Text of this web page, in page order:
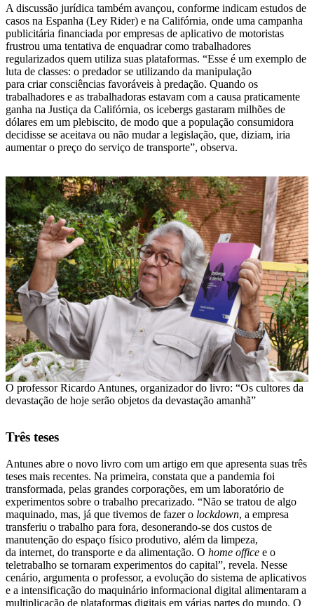
A discussão jurídica também avançou, conforme indicam estudos de
casos na Espanha (Ley Rider) e na Califórnia, onde uma campanha
publicitária financiada por empresas de aplicativo de motoristas
frustrou uma tentativa de enquadrar como trabalhadores
regularizados quem utiliza suas plataformas. “Esse é um exemplo de
luta de classes: o predador se utilizando da manipulação
para criar consciências favoráveis à predação. Quando os
trabalhadores e as trabalhadoras estavam com a causa praticamente
ganha na Justiça da Califórnia, os icebergs gastaram milhões de
dólares em um plebiscito, de modo que a população consumidora
decidisse se aceitava ou não mudar a legislação, que, diziam, iria
aumentar o preço do serviço de transporte”, observa.
O professor Ricardo Antunes, organizador do livro: “Os cultores da
devastação de hoje serão objetos da devastação amanhã”
Três teses
Antunes abre o novo livro com um artigo em que apresenta suas três
teses mais recentes. Na primeira, constata que a pandemia foi
transformada, pelas grandes corporações, em um laboratório de
experimentos sobre o trabalho precarizado. “Não se tratou de algo
maquinado, mas, já que tivemos de fazer o lockdown, a empresa
transferiu o trabalho para fora, desonerando-se dos custos de
manutenção do espaço físico produtivo, além da limpeza,
da internet, do transporte e da alimentação. O home office e o
teletrabalho se tornaram experimentos do capital”, revela. Nesse
cenário, argumenta o professor, a evolução do sistema de aplicativos
e a intensificação do maquinário informacional digital alimentaram a
multiplicação de plataformas digitais em várias partes do mundo. O